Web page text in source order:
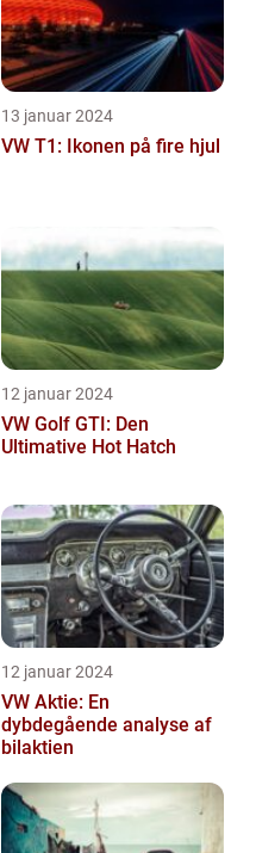
13 januar 2024
VW T1: Ikonen på fire hjul
12 januar 2024
VW Golf GTI: Den
Ultimative Hot Hatch
12 januar 2024
VW Aktie: En
dybdegående analyse af
bilaktien